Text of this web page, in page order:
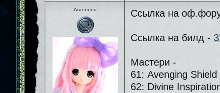
Ascended Ссылка на
Ссылка на билд -
Мастери -
61: Avenging Shield
62: Divine